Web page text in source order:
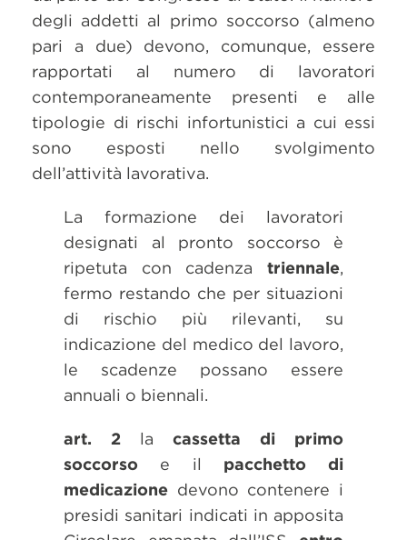
degli addetti al primo soccorso (almeno
pari a due) devono, comunque, essere
rapportati al numero di lavoratori
contemporaneamente presenti e alle
tipologie di rischi infortunistici a cui essi
sono esposti nello svolgimento
dell’attività lavorativa.
La formazione dei lavoratori
designati al pronto soccorso è
ripetuta con cadenza triennale,
fermo restando che per situazioni
di rischio più rilevanti, su
indicazione del medico del lavoro,
le scadenze possano essere
annuali o biennali.
art. 2 la cassetta di primo
soccorso e il pacchetto di
medicazione devono contenere i
presidi sanitari indicati in apposita